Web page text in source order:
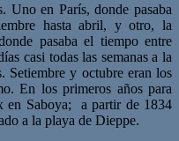
Uno en París, donde pasaba
hasta abril, y otro, la
pasaba el tiempo entre
casi todas las semanas a la
Setiembre y octubre eran los
En los primeros años para
en Saboya; a partir de 1834
a la playa de Dieppe.